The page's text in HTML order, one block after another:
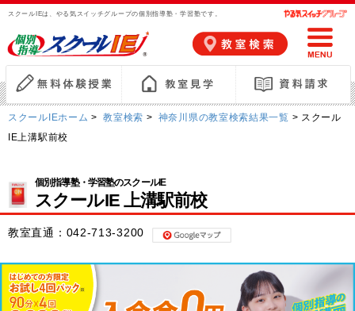
スクールIEは、やる気スイッチグループの個別指導塾・学習塾です。
スクールIEホーム > 教室検索 > 神奈川県の教室検索結果一覧 > スクール
IE上溝駅前校
個別指導塾・学習塾のスクールIE
スクールIE 上溝駅前校
教室直通： 042-713-3200